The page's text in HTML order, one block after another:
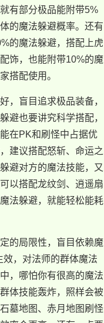
有部分极品能附带5%
的魔法躲避概率。还有
的魔法躲避，搭配上虎
饰，也能附带10%的魔
搭配使用。
，盲目追求极品装备，
避也要讲究科学搭配，
在PK和刷怪中占据优
建议搭配怒斩、命运之
避对方的魔法技能，又
以搭配龙纹剑、逍遥扇
法躲避，就能轻松能耗
的局限性，盲目依赖魔
，对法师的群体魔法
，哪怕你有很高的魔法
体技能轰炸，照样会被
墓地图、赤月地图刷怪